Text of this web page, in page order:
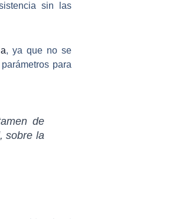
sin las
, ya que no se
para
de
sobre la